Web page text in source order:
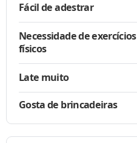
Fácil de adestrar
Necessidade de exercícios
físicos
Late muito
Gosta de brincadeiras